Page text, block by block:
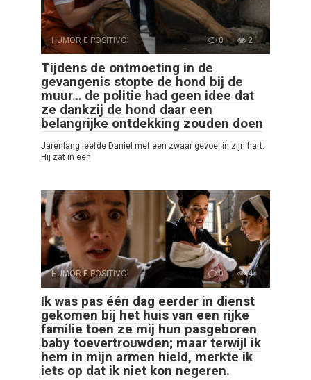
HUMOR E POSITIVO 0 2
Tijdens de ontmoeting in de
gevangenis stopte de hond bij de
muur… de politie had geen idee dat
ze dankzij de hond daar een
belangrijke ontdekking zouden doen
Jarenlang leefde Daniel met een zwaar gevoel in zijn hart.
Hij zat in een
HUMOR E POSITIVO 0 4
Ik was pas één dag eerder in dienst
gekomen bij het huis van een rijke
familie toen ze mij hun pasgeboren
baby toevertrouwden; maar terwijl ik
hem in mijn armen hield, merkte ik
iets op dat ik niet kon negeren.